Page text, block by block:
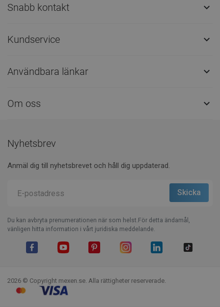
Snabb kontakt 
Kundservice 
Användbara länkar 
Om oss 
Nyhetsbrev
Anmäl dig till nyhetsbrevet och håll dig uppdaterad.
Du kan avbryta prenumerationen när som helst.För detta ändamål,
vänligen hitta information i vårt juridiska meddelande.
2026 © Copyright mexen.se. Alla rättigheter reserverade.